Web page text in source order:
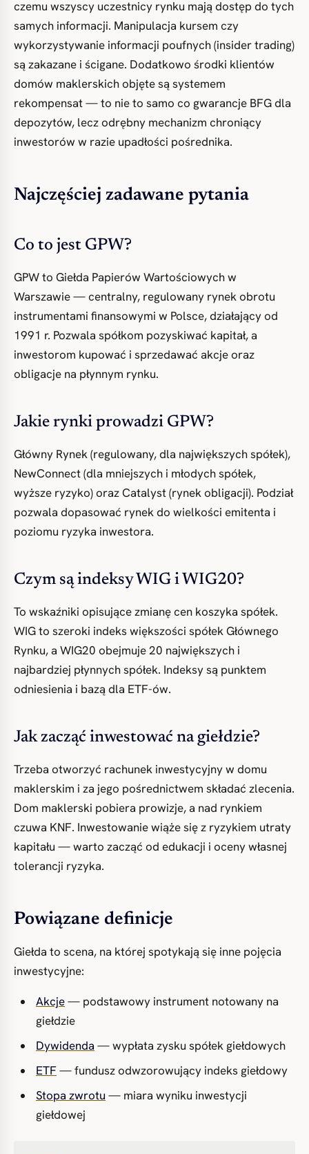
czemu wszyscy uczestnicy rynku mają dostęp do tych
samych informacji. Manipulacja kursem czy
wykorzystywanie informacji poufnych (insider trading)
są zakazane i ścigane. Dodatkowo środki klientów
domów maklerskich objęte są systemem
rekompensat — to nie to samo co gwarancje BFG dla
depozytów, lecz odrębny mechanizm chroniący
inwestorów w razie upadłości pośrednika.
Najczęściej zadawane pytania
Co to jest GPW?
GPW to Giełda Papierów Wartościowych w
Warszawie — centralny, regulowany rynek obrotu
instrumentami finansowymi w Polsce, działający od
1991 r. Pozwala spółkom pozyskiwać kapitał, a
inwestorom kupować i sprzedawać akcje oraz
obligacje na płynnym rynku.
Jakie rynki prowadzi GPW?
Główny Rynek (regulowany, dla największych spółek),
NewConnect (dla mniejszych i młodych spółek,
wyższe ryzyko) oraz Catalyst (rynek obligacji). Podział
pozwala dopasować rynek do wielkości emitenta i
poziomu ryzyka inwestora.
Czym są indeksy WIG i WIG20?
To wskaźniki opisujące zmianę cen koszyka spółek.
WIG to szeroki indeks większości spółek Głównego
Rynku, a WIG20 obejmuje 20 największych i
najbardziej płynnych spółek. Indeksy są punktem
odniesienia i bazą dla ETF-ów.
Jak zacząć inwestować na giełdzie?
Trzeba otworzyć rachunek inwestycyjny w domu
maklerskim i za jego pośrednictwem składać zlecenia.
Dom maklerski pobiera prowizje, a nad rynkiem
czuwa KNF. Inwestowanie wiąże się z ryzykiem utraty
kapitału — warto zacząć od edukacji i oceny własnej
tolerancji ryzyka.
Powiązane definicje
Giełda to scena, na której spotykają się inne pojęcia
inwestycyjne:
Akcje— podstawowy instrument notowany na
giełdzie
Dywidenda — wypłata zysku spółek giełdowych
ETF — fundusz odwzorowujący indeks giełdowy
Stopa zwrotu — miara wyniku inwestycji
giełdowej